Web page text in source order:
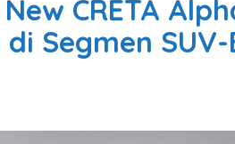
CRETA
Segmen SUV-